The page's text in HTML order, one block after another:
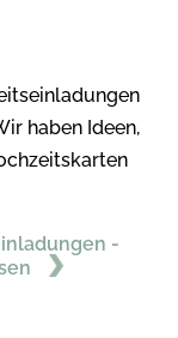
haben Ideen,
-